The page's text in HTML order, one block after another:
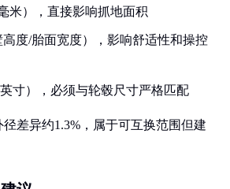
米），直接影响抓地面积
高度/胎面宽度），影响舒适性和操控
英寸），必须与轮毂尺寸严格匹配
差异约1.3%，属于可互换范围但建